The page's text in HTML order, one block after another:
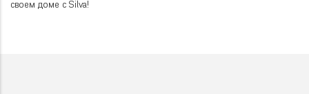
своем доме с Silva!